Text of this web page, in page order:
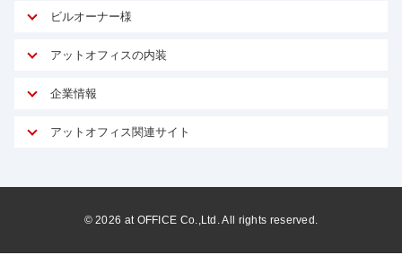
アットオフィスが選ばれる理由
ご契約者様インタビュー
オフィスお役立ちコラム
ビルオーナー様
オーナー様向けサービス
マイソク作成
物件情報から成約賃料を予測
リノベーション
サブリース
アットオフィスの内装
サービス内容
内装に関するよくある質問
企業情報
アットオフィス関連サイト
アットレジデンス
ビルアド
©2026 at OFFICE Co.,Ltd. All rights reserved.